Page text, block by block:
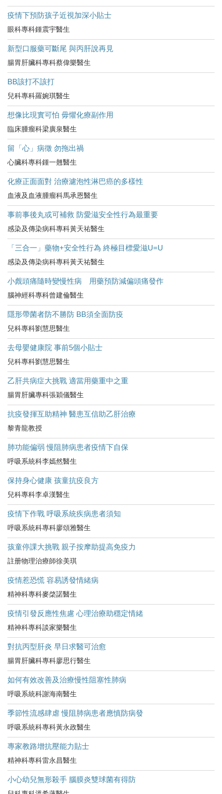
疫情下預防孩子近視加深小貼士
眼科專科鍾震宇醫生
新型口服藥可斷尾 與丙肝說再見
腸胃肝臟科專科蔡偉樂醫生
BB該打不該打
兒科專科羅婉琪醫生
想像比現實可怕 毋懼化療副作用
臨床腫瘤科梁廣泉醫生
留「心」病徵 勿拖出禍
心臟科專科鍾一翹醫生
化療正面面對 治療濾泡性淋巴癌的多樣性
血液及血液腫瘤科馬承恩醫生
事前事後丸或可補救 防愛滋安全性行為最重要
感染及傳染病科專科黃天祐醫生
「三合一」藥物+安全性行為 終極目標愛滋U=U
感染及傳染病科專科黃天祐醫生
小覤頭痛隨時變慢性病 用藥預防減偏頭痛發作
腦神經科專科曾建倫醫生
隱形帶菌者防不勝防 BB須全面防疫
兒科專科劉慧思醫生
去母嬰健康院 事前5個小貼士
兒科專科劉慧思醫生
乙肝共病症大挑戰 適當用藥重中之重
腸胃肝臟專科張穎儀醫生
抗疫發揮互助精神 醫患互信助乙肝治療
黎青龍教授
肺功能偏弱 慢阻肺病患者疫情下自保
呼吸系統科李嫣然醫生
保持身心健康 孩童抗疫良方
兒科專科李卓漢醫生
疫情下作戰 呼吸系統疾病患者須知
呼吸系統科專科廖頌雅醫生
孩童停課大挑戰 親子按摩助提高免疫力
註册物理治療師徐美琪
疫情惹恐慌 容易誘發情緒病
精神科專科麥棨諾醫生
疫情引發反應性焦慮 心理治療助穩定情緒
精神科專科談家樂醫生
對抗丙型肝炎 早日求醫可治愈
腸胃肝臟科專科廖思行醫生
如何有效改善及治療慢性阻塞性肺病
呼吸系統科謝海南醫生
季節性流感肆虐 慢阻肺病患者應慎防病發
呼吸系統科專科黃永政醫生
專家教路增抗壓能力貼士
精神科專科雷永昌醫生
小心幼兒無形殺手 腦膜炎雙球菌有得防